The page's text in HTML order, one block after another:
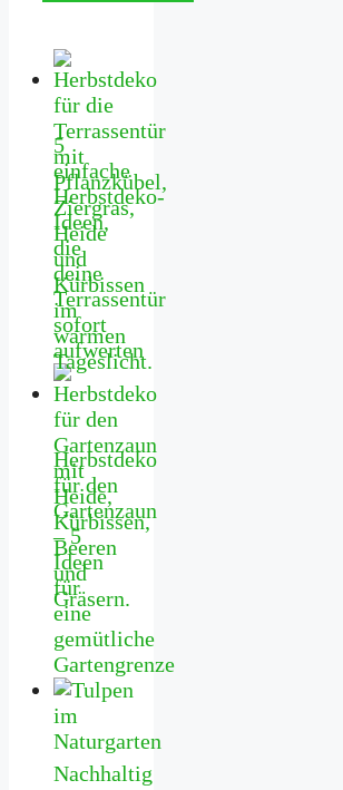
5
einfache
Herbstdeko-
Ideen,
die
deine
Terrassentür
sofort
aufwerten
Herbstdeko
für den
Gartenzaun
– 5
Ideen
für
eine
gemütliche
Gartengrenze
Nachhaltig